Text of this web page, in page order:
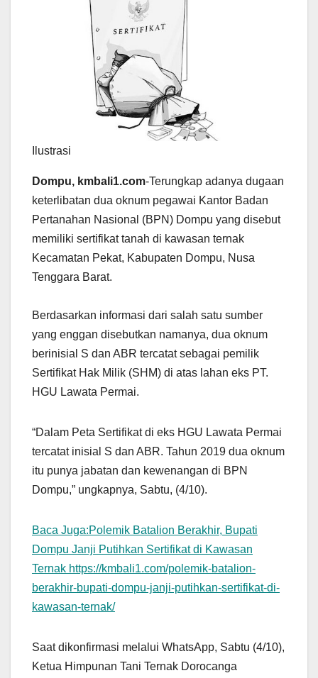
Ilustrasi
Dompu, kmbali1.com-Terungkap adanya dugaan
keterlibatan dua oknum pegawai Kantor Badan
Pertanahan Nasional (BPN) Dompu yang disebut
memiliki sertifikat tanah di kawasan ternak
Kecamatan Pekat, Kabupaten Dompu, Nusa
Tenggara Barat.
Berdasarkan informasi dari salah satu sumber
yang enggan disebutkan namanya, dua oknum
berinisial S dan ABR tercatat sebagai pemilik
Sertifikat Hak Milik (SHM) di atas lahan eks PT.
HGU Lawata Permai.
“Dalam Peta Sertifikat di eks HGU Lawata Permai
tercatat inisial S dan ABR. Tahun 2019 dua oknum
itu punya jabatan dan kewenangan di BPN
Dompu,” ungkapnya, Sabtu, (4/10).
Baca Juga:Polemik Batalion Berakhir, Bupati
Dompu Janji Putihkan Sertifikat di Kawasan
Ternak https://kmbali1.com/polemik-batalion-
berakhir-bupati-dompu-janji-putihkan-sertifikat-di-
kawasan-ternak/
Saat dikonfirmasi melalui WhatsApp, Sabtu (4/10),
Ketua Himpunan Tani Ternak Dorocanga